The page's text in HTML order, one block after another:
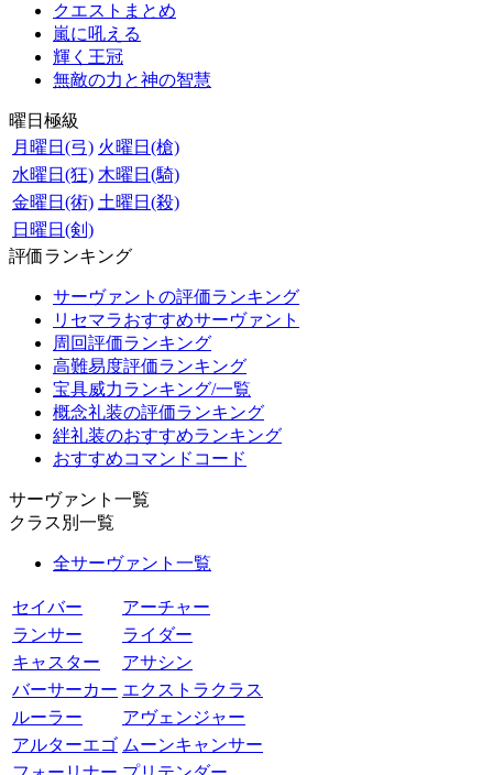
クエストまとめ
嵐に吼える
輝く王冠
無敵の力と神の智慧
曜日極級
月曜日(弓) 火曜日(槍)
水曜日(狂) 木曜日(騎)
金曜日(術) 土曜日(殺)
日曜日(剣)
評価ランキング
サーヴァントの評価ランキング
リセマラおすすめサーヴァント
周回評価ランキング
高難易度評価ランキング
宝具威力ランキング/一覧
概念礼装の評価ランキング
絆礼装のおすすめランキング
おすすめコマンドコード
サーヴァント一覧
クラス別一覧
全サーヴァント一覧
セイバー
アーチャー
ランサー
ライダー
キャスター
アサシン
バーサーカー エクストラクラス
ルーラー
アヴェンジャー
アルターエゴ ムーンキャンサー